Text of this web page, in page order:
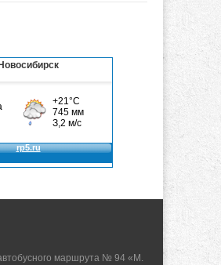
маршрута № 94 «М.